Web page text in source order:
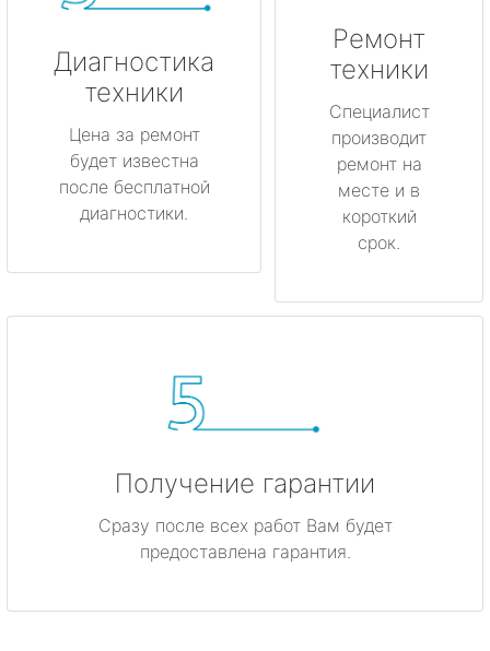
Диагностика
техники
Цена за ремонт
будет известна
после бесплатной
диагностики.
Ремонт
техники
Специалист
производит
ремонт на
месте и в
короткий
срок.
Получение гарантии
Сразу после всех работ Вам будет
предоставлена гарантия.